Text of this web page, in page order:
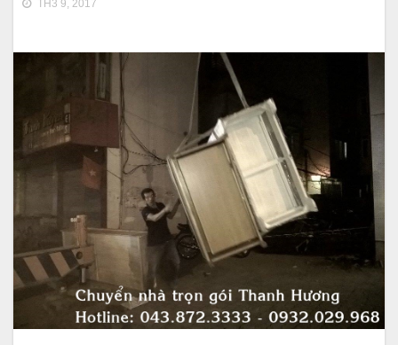
TH3 9, 2017